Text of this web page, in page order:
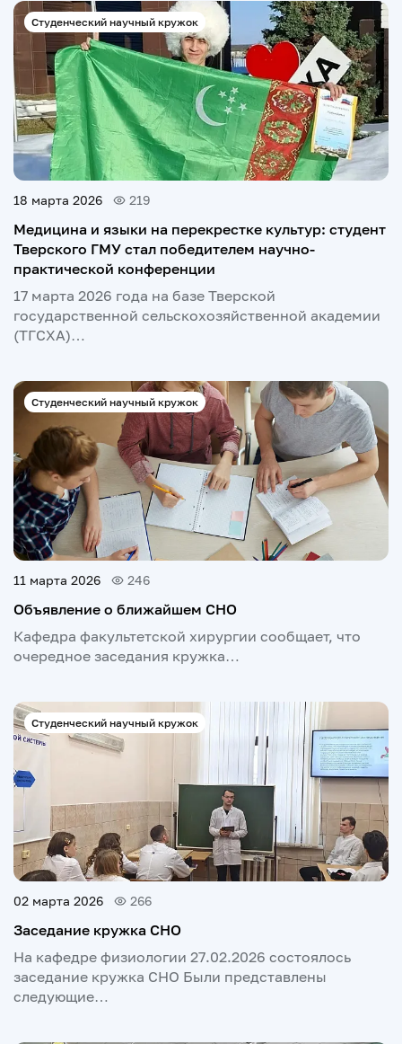
Студенческий научный кружок
18 марта 2026 219
Медицина и языки на перекрестке культур: студент
Тверского ГМУ стал победителем научно-
практической конференции
17 марта 2026 года на базе Тверской
государственной сельскохозяйственной академии
(ТГСХА)…
Студенческий научный кружок
11 марта 2026 246
Объявление о ближайшем СНО
Кафедра факультетской хирургии сообщает, что
очередное заседания кружка…
Студенческий научный кружок
02 марта 2026 266
Заседание кружка СНО
На кафедре физиологии 27.02.2026 состоялось
заседание кружка СНО Были представлены
следующие…